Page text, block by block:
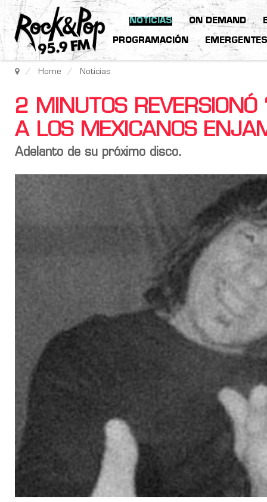
NOTICIAS ON DEMAND
PROGRAMACIÓN EMERGENTES
Home Noticias
2 MINUTOS
A LOS MEXICANOS
Adelanto de su próximo disco.